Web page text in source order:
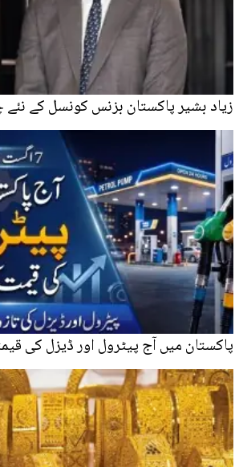
زیاد بشیر پاکستان بزنس کونسل کے
پاکستان میں آج پیٹرول اور ڈیزل کی